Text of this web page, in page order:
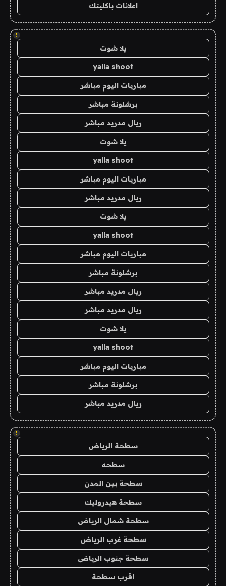
اعلانات باكلينك
!
يلا شوت
yalla shoot
مباريات اليوم مباشر
برشلونة مباشر
ريال مدريد مباشر
يلا شوت
yalla shoot
مباريات اليوم مباشر
ريال مدريد مباشر
يلا شوت
yalla shoot
مباريات اليوم مباشر
برشلونة مباشر
ريال مدريد مباشر
ريال مدريد مباشر
يلا شوت
yalla shoot
مباريات اليوم مباشر
برشلونة مباشر
ريال مدريد مباشر
!
سطحة الرياض
سطحه
سطحة بين المدن
سطحة هيدروليك
سطحة شمال الرياض
سطحة غرب الرياض
سطحة جنوب الرياض
اقرب سطحة